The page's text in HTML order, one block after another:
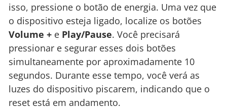
isso, pressione o botão de energia. Uma vez que
o dispositivo esteja ligado, localize os botões
Volume + e Play/Pause. Você precisará
pressionar e segurar esses dois botões
simultaneamente por aproximadamente 10
segundos. Durante esse tempo, você verá as
luzes do dispositivo piscarem, indicando que o
reset está em andamento.